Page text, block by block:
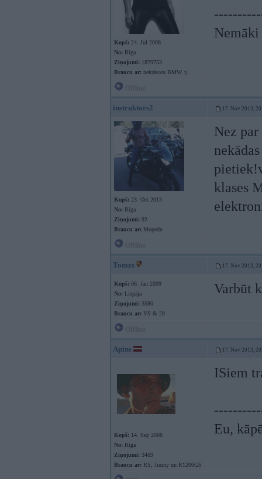
Kopš: 24. Jul 2008
No: Rīga
Ziņojumi: 1879753
Braucu ar: nekrāsotu BMW :(
instruktors2 17. Nov 2013,
Kopš: 23. Oct 2013
No: Rīga
Ziņojumi: 92
Braucu ar: Mopedu
Nez
klases
Tomzs 17. Nov 2013,
Kopš: 06. Jan 2009
No: Liepāja
Ziņojumi: 3580
Braucu ar: VS & 29
Varbūt
Apins 17. Nov 2013,
Kopš: 14. Sep 2008
No: Rīga
Ziņojumi: 3469
Braucu ar: RS, Jimny un R1200GS
ISiem
Eu,